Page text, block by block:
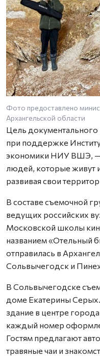
Фото предоставлено
Архангельской области
Цель документального
при поддержке
экономики НИУ ВШЭ, —
людей, которые живут
развивая свои
В составе съемочной
ведущих российских
Московской школы
названием «Отельный
отправилась в
Сольвычегодск и
В Сольвычегодске
доме Екатерины Серых.
здание в центре
каждый номер
Гостям предлагают
травяные чаи и